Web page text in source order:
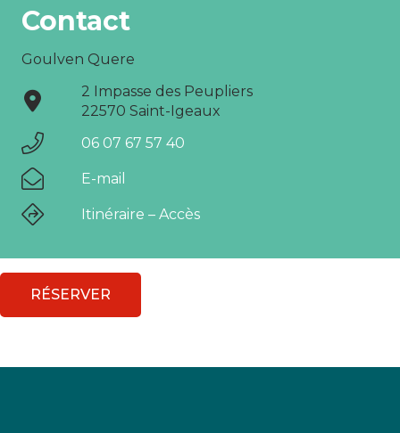
Contact
Goulven Quere
2 Impasse des Peupliers
22570 Saint-Igeaux
06 07 67 57 40
E-mail
Itinéraire – Accès
RÉSERVER